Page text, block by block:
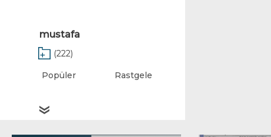
mustafa
(222)
Popüler Rastgele